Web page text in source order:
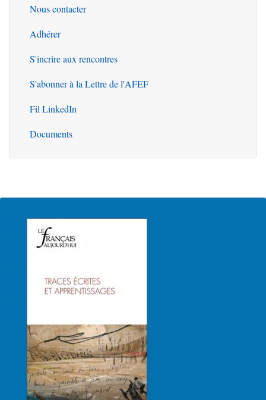
Outils
Nous contacter
Adhérer
S'incrire aux rencontres
S'abonner à la Lettre de l'AFEF
Fil LinkedIn
Documents